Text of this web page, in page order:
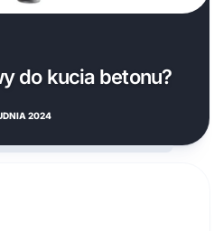
do kucia betonu?
2024